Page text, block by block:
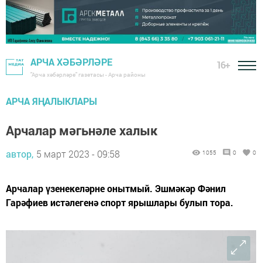
АРЧА ХӘБӘРЛӘРЕ
"Арча хәбәрләре" газетасы - Арча районы
16+
АРЧА ЯҢАЛЫКЛАРЫ
Арчалар мәгьнәле халык
автор, 5 март 2023 - 09:58 1055 0 0
Арчалар үзенекеләрне онытмый. Эшмәкәр Фәнил
Гарәфиев истәлегенә спорт ярышлары булып тора.